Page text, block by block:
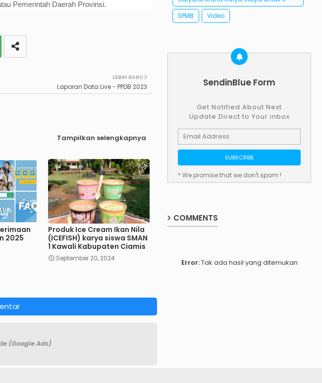
Pemerintah Daerah Provinsi.
LEBIH BARU
Laporan Data Live - PPDB 2023
Tampilkan selengkapnya
2025
Produk Ice Cream Ikan Nila
(ICEFISH) karya siswa SMAN
1 Kawali Kabupaten Ciamis
September 20, 2024
(Google Ads)
orang Guru SMAN 1 Kawali
SPMB Video
SendinBlue Form
Get Notified About Next
Update Direct to Your inbox
* We promise that we don't spam !
COMMENTS
Error:Tak ada hasil yang ditemukan